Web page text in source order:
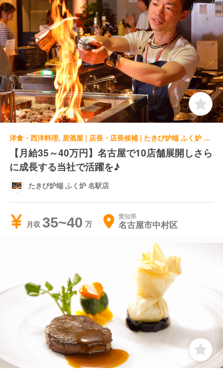
洋食・西洋料理, 居酒屋 | 店長・店長候補 | たきび炉端 ふく炉 名駅店
【月給35～40万円】名古屋で10店舗展開しさら
に成長する当社で活躍を♪
たきび炉端 ふく炉 名駅店
月収 35~40 愛知県
名古屋市中村区